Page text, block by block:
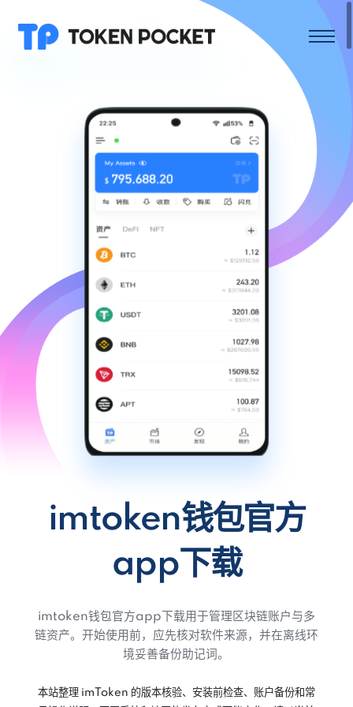
imtoken钱包官方
app下载
imtoken钱包官方app下载用于管理区块链账户与多
链资产。开始使用前，应先核对软件来源，并在离线环
境妥善备份助记词。
本站整理 imToken 的版本核验、安装前检查、账户备份和常